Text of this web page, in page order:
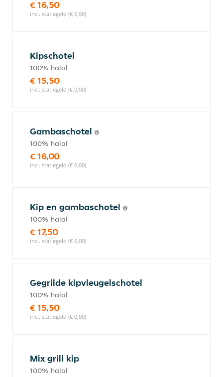
€ 16,50
incl. statiegeld (€ 0,00)
Kipschotel
100% halal
€ 15,50
incl. statiegeld (€ 0,00)
Gambaschotel
100% halal
€ 16,00
incl. statiegeld (€ 0,00)
Kip en gambaschotel
100% halal
€ 17,50
incl. statiegeld (€ 0,00)
Gegrilde kipvleugelschotel
100% halal
€ 15,50
incl. statiegeld (€ 0,00)
Mix grill kip
100% halal